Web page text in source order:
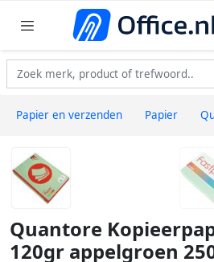
Papier en verzenden Papier
Quantore
120gr appelgroen